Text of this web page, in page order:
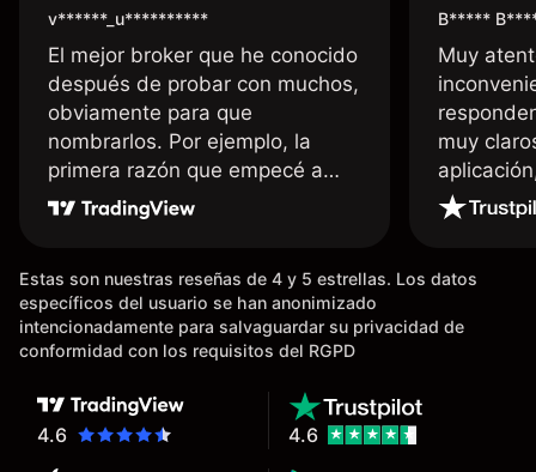
v******_u**********
El mejor broker que he conocido
después de probar con muchos,
obviamente para que
nombrarlos. Por ejemplo, la
primera razón que empecé a
usar Capital fue la llegada de mi
existentes en el mercado que
tardan días o tienen mucha
burocracia; y la segunda razón,
hecho de operar en un mercado
determinado, debido a los
B*****
Muy
muy
Estas son nuestras reseñas de 4 y 5 estrellas. Los datos
específicos del usuario se han anonimizado
intencionadamente para salvaguardar su privacidad de
conformidad con los requisitos del RGPD
4.6 4.6